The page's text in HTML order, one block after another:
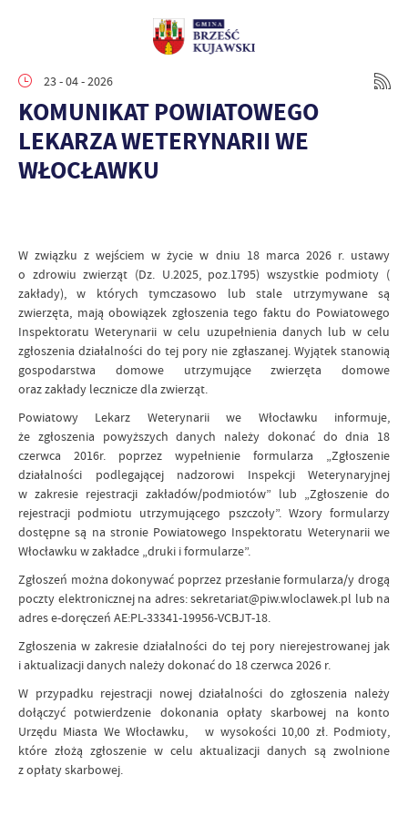
23 - 04 - 2026
KOMUNIKAT POWIATOWEGO
LEKARZA WETERYNARII WE
WŁOCŁAWKU
W związku z wejściem w życie w dniu 18 marca 2026 r. ustawy
o zdrowiu zwierząt (Dz. U.2025, poz.1795) wszystkie podmioty (
zakłady), w których tymczasowo lub stale utrzymywane są
zwierzęta, mają obowiązek zgłoszenia tego faktu do Powiatowego
Inspektoratu Weterynarii w celu uzupełnienia danych lub w celu
zgłoszenia działalności do tej pory nie zgłaszanej. Wyjątek stanowią
gospodarstwa domowe utrzymujące zwierzęta domowe
oraz zakłady lecznicze dla zwierząt.
Powiatowy Lekarz Weterynarii we Włocławku informuje,
że zgłoszenia powyższych danych należy dokonać do dnia 18
czerwca 2016r. poprzez wypełnienie formularza „Zgłoszenie
działalności podlegającej nadzorowi Inspekcji Weterynaryjnej
w zakresie rejestracji zakładów/podmiotów” lub „Zgłoszenie do
rejestracji podmiotu utrzymującego pszczoły”. Wzory formularzy
dostępne są na stronie Powiatowego Inspektoratu Weterynarii we
Włocławku w zakładce „druki i formularze”.
Zgłoszeń można dokonywać poprzez przesłanie formularza/y drogą
poczty elektronicznej na adres: sekretariat@piw.wloclawek.pl lub na
adres e-doręczeń AE:PL-33341-19956-VCBJT-18.
Zgłoszenia w zakresie działalności do tej pory nierejestrowanej jak
i aktualizacji danych należy dokonać do 18 czerwca 2026 r.
W przypadku rejestracji nowej działalności do zgłoszenia należy
dołączyć potwierdzenie dokonania opłaty skarbowej na konto
Urzędu Miasta We Włocławku, w wysokości 10,00 zł. Podmioty,
które złożą zgłoszenie w celu aktualizacji danych są zwolnione
z opłaty skarbowej.